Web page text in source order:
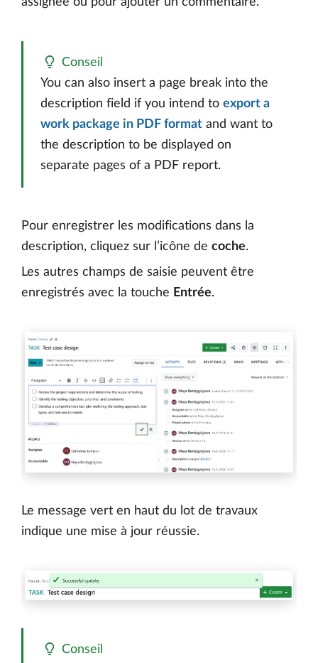
Conseil
You can also insert a page break into the
description field if you intend to export a
work package in PDF format and want to
the description to be displayed on
separate pages of a PDF report.
Pour enregistrer les modifications dans la
description, cliquez sur l’icône de coche.
Les autres champs de saisie peuvent être
enregistrés avec la touche Entrée.
Le message vert en haut du lot de travaux
indique une mise à jour réussie.
Conseil